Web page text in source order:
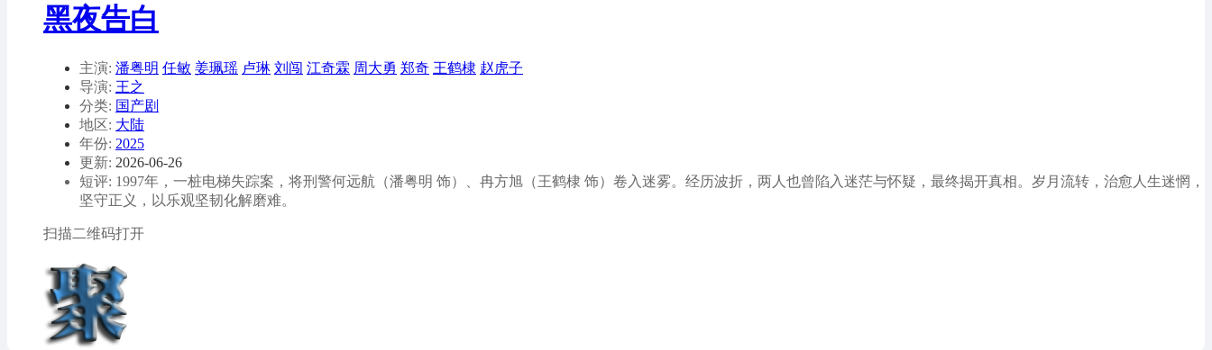
黑夜告白
主演: 潘粤明 任敏 姜珮瑶 卢琳 刘闯 江奇霖 周大勇 郑奇 王鹤棣 赵虎子
导演: 王之
分类: 国产剧
地区: 大陆
年份: 2025
更新: 2026-06-26
短评: 1997年，一桩电梯失踪案，将刑警何远航（潘粤明 饰）、冉方旭（王鹤棣 饰）卷入迷雾。经历波折，两人也曾陷入迷茫与怀疑，最终揭开真相。岁月流转，治愈人生迷惘，
坚守正义，以乐观坚韧化解磨难。
扫描二维码打开